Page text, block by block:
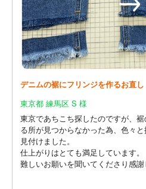
デニムの裾にフリンジを作るお直し
東京都 練馬区 S 様
東京であちこち探したのですが、
る所が見つからなかった為、色々
見付けました。
仕上がりはとても満足しています。
難しいお願いを聞いてくださり感謝